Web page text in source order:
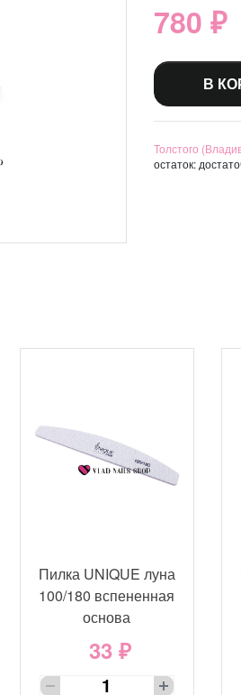
780 ₽
В
Толстого
остаток:
Пилка UNIQUE луна
100/180 вспененная
основа
33 ₽